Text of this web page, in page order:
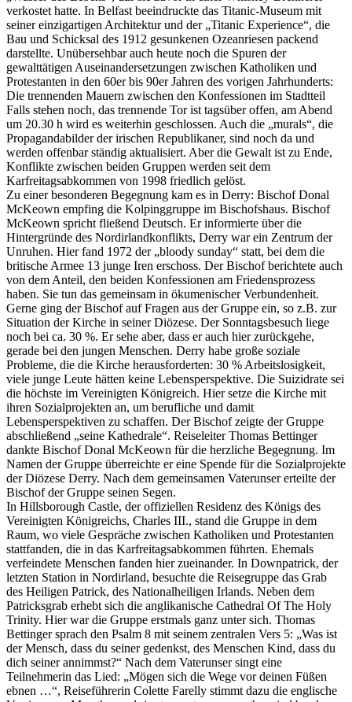
verkostet hatte. In Belfast beeindruckte das Titanic-Museum mit
seiner einzigartigen Architektur und der „Titanic Experience“, die
Bau und Schicksal des 1912 gesunkenen Ozeanriesen packend
darstellte. Unübersehbar auch heute noch die Spuren der
gewalttätigen Auseinandersetzungen zwischen Katholiken und
Protestanten in den 60er bis 90er Jahren des vorigen Jahrhunderts:
Die trennenden Mauern zwischen den Konfessionen im Stadtteil
Falls stehen noch, das trennende Tor ist tagsüber offen, am Abend
um 20.30 h wird es weiterhin geschlossen. Auch die „murals“, die
Propagandabilder der irischen Republikaner, sind noch da und
werden offenbar ständig aktualisiert. Aber die Gewalt ist zu Ende,
Konflikte zwischen beiden Gruppen werden seit dem
Karfreitagsabkommen von 1998 friedlich gelöst.
Zu einer besonderen Begegnung kam es in Derry: Bischof Donal
McKeown empfing die Kolpinggruppe im Bischofshaus. Bischof
McKeown spricht fließend Deutsch. Er informierte über die
Hintergründe des Nordirlandkonflikts, Derry war ein Zentrum der
Unruhen. Hier fand 1972 der „bloody sunday“ statt, bei dem die
britische Armee 13 junge Iren erschoss. Der Bischof berichtete auch
von dem Anteil, den beiden Konfessionen am Friedensprozess
haben. Sie tun das gemeinsam in ökumenischer Verbundenheit.
Gerne ging der Bischof auf Fragen aus der Gruppe ein, so z.B. zur
Situation der Kirche in seiner Diözese. Der Sonntagsbesuch liege
noch bei ca. 30 %. Er sehe aber, dass er auch hier zurückgehe,
gerade bei den jungen Menschen. Derry habe große soziale
Probleme, die die Kirche herausforderten: 30 % Arbeitslosigkeit,
viele junge Leute hätten keine Lebensperspektive. Die Suizidrate sei
die höchste im Vereinigten Königreich. Hier setze die Kirche mit
ihren Sozialprojekten an, um berufliche und damit
Lebensperspektiven zu schaffen. Der Bischof zeigte der Gruppe
abschließend „seine Kathedrale“. Reiseleiter Thomas Bettinger
dankte Bischof Donal McKeown für die herzliche Begegnung. Im
Namen der Gruppe überreichte er eine Spende für die Sozialprojekte
der Diözese Derry. Nach dem gemeinsamen Vaterunser erteilte der
Bischof der Gruppe seinen Segen.
In Hillsborough Castle, der offiziellen Residenz des Königs des
Vereinigten Königreichs, Charles III., stand die Gruppe in dem
Raum, wo viele Gespräche zwischen Katholiken und Protestanten
stattfanden, die in das Karfreitagsabkommen führten. Ehemals
verfeindete Menschen fanden hier zueinander. In Downpatrick, der
letzten Station in Nordirland, besuchte die Reisegruppe das Grab
des Heiligen Patrick, des Nationalheiligen Irlands. Neben dem
Patricksgrab erhebt sich die anglikanische Cathedral Of The Holy
Trinity. Hier war die Gruppe erstmals ganz unter sich. Thomas
Bettinger sprach den Psalm 8 mit seinem zentralen Vers 5: „Was ist
der Mensch, dass du seiner gedenkst, des Menschen Kind, dass du
dich seiner annimmst?“ Nach dem Vaterunser singt eine
Teilnehmerin das Lied: „Mögen sich die Wege vor deinen Füßen
ebnen …“, Reiseführerin Colette Farelly stimmt dazu die englische